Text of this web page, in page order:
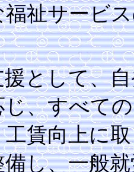
祉サービ
として、自
、すべて
賃向上に
し、一般